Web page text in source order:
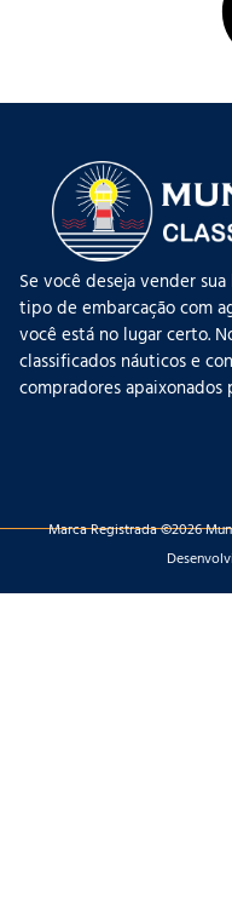
Se você deseja vender
tipo de embarcação com
você está no lugar certo.
classificados náuticos e
compradores
Marca Registrada ©2026